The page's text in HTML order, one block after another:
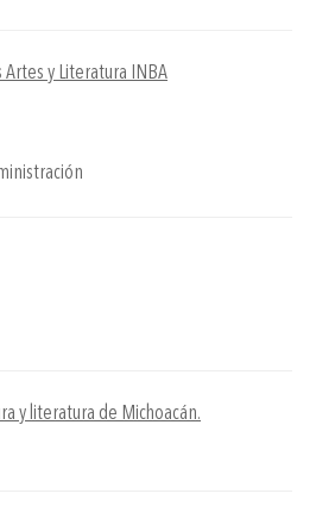
Artes y Literatura INBA
y literatura de Michoacán.